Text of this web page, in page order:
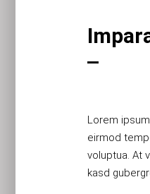
Lorem
eirmod
voluptua. At
kasd
Lorem
eirmod
voluptua. At